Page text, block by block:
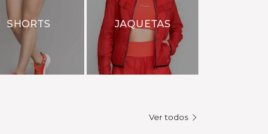
SHORTS JAQUETAS
Ver todos